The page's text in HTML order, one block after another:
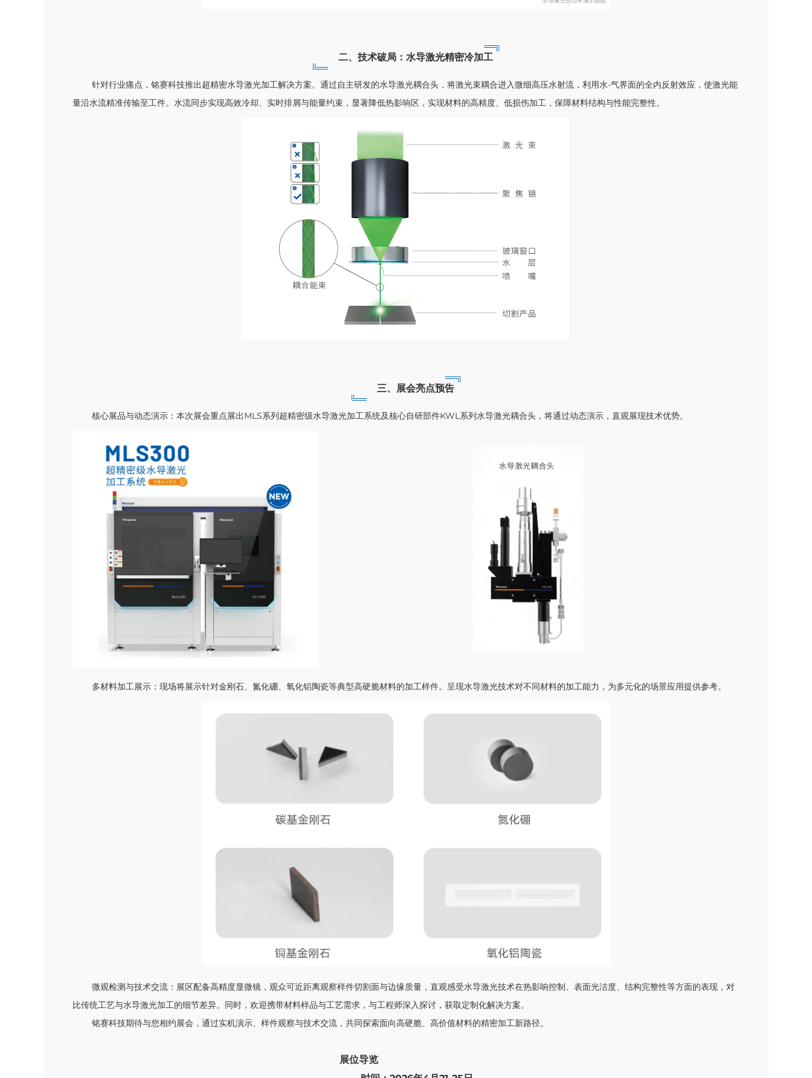
二、技术破局：水导激光精密冷加工
针对行业痛点，铭赛科技推出超精密水导激光加工解决方案。通过自主研发的水导激光耦合头，将激光束耦合进入微细高压水射流，利用水-气界面的全内反射效应，使激光能
量沿水流精准传输至工件。水流同步实现高效冷却、实时排屑与能量约束，显著降低热影响区，实现材料的高精度、低损伤加工，保障材料结构与性能完整性。
三、展会亮点预告
核心展品与动态演示：本次展会重点展出MLS系列超精密级水导激光加工系统及核心自研部件KWL系列水导激光耦合头，将通过动态演示，直观展现技术优势。
多材料加工展示：现场将展示针对金刚石、氮化硼、氧化铝陶瓷等典型高硬脆材料的加工样件。呈现水导激光技术对不同材料的加工能力，为多元化的场景应用提供参考。
微观检测与技术交流：展区配备高精度显微镜，观众可近距离观察样件切割面与边缘质量，直观感受水导激光技术在热影响控制、表面光洁度、结构完整性等方面的表现，对
比传统工艺与水导激光加工的细节差异。同时，欢迎携带材料样品与工艺需求，与工程师深入探讨，获取定制化解决方案。
铭赛科技期待与您相约展会，通过实机演示、样件观察与技术交流，共同探索面向高硬脆、高价值材料的精密加工新路径。
展位导览